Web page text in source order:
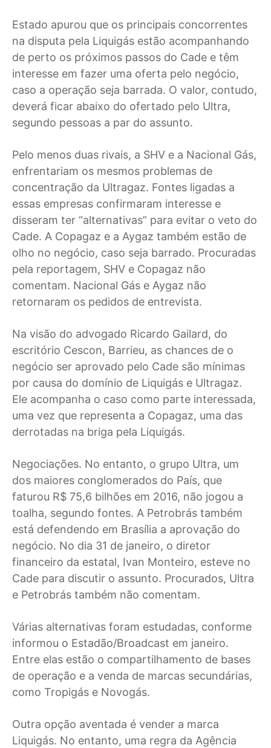
Estado apurou que os principais concorrentes
na disputa pela Liquigás estão acompanhando
de perto os próximos passos do Cade e têm
interesse em fazer uma oferta pelo negócio,
caso a operação seja barrada. O valor, contudo,
deverá ficar abaixo do ofertado pelo Ultra,
segundo pessoas a par do assunto.
Pelo menos duas rivais, a SHV e a Nacional Gás,
enfrentariam os mesmos problemas de
concentração da Ultragaz. Fontes ligadas a
essas empresas confirmaram interesse e
disseram ter “alternativas” para evitar o veto do
Cade. A Copagaz e a Aygaz também estão de
olho no negócio, caso seja barrado. Procuradas
pela reportagem, SHV e Copagaz não
comentam. Nacional Gás e Aygaz não
retornaram os pedidos de entrevista.
Na visão do advogado Ricardo Gailard, do
escritório Cescon, Barrieu, as chances de o
negócio ser aprovado pelo Cade são mínimas
por causa do domínio de Liquigás e Ultragaz.
Ele acompanha o caso como parte interessada,
uma vez que representa a Copagaz, uma das
derrotadas na briga pela Liquigás.
Negociações. No entanto, o grupo Ultra, um
dos maiores conglomerados do País, que
faturou R$ 75,6 bilhões em 2016, não jogou a
toalha, segundo fontes. A Petrobrás também
está defendendo em Brasília a aprovação do
negócio. No dia 31 de janeiro, o diretor
financeiro da estatal, Ivan Monteiro, esteve no
Cade para discutir o assunto. Procurados, Ultra
e Petrobrás também não comentam.
Várias alternativas foram estudadas, conforme
informou o Estadão/Broadcast em janeiro.
Entre elas estão o compartilhamento de bases
de operação e a venda de marcas secundárias,
como Tropigás e Novogás.
Outra opção aventada é vender a marca
Liquigás. No entanto, uma regra da Agência